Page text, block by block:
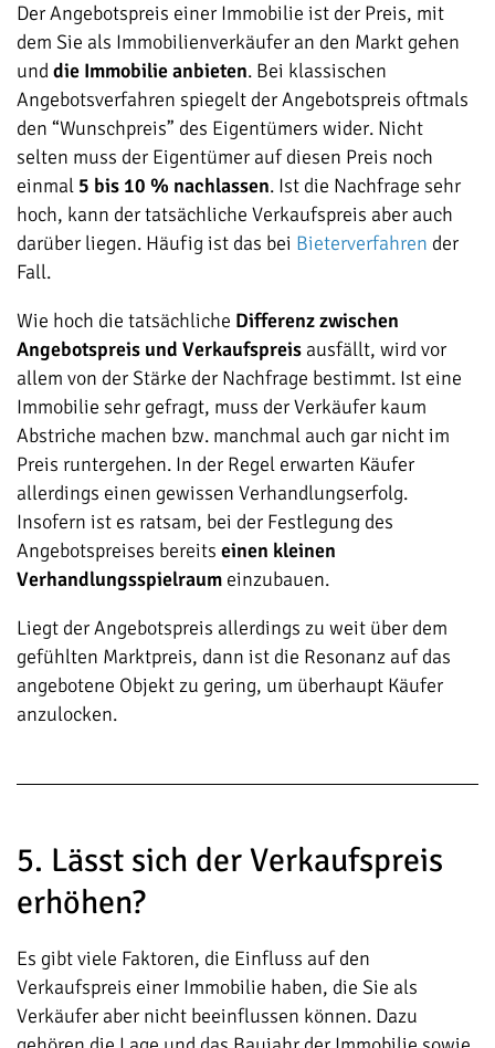
Der Angebotspreis einer Immobilie ist der Preis, mit
dem Sie als Immobilienverkäufer an den Markt gehen
unddie Immobilie anbieten. Bei klassischen
Angebotsverfahren spiegelt der Angebotspreis oftmals
den “Wunschpreis” des Eigentümers wider. Nicht
selten muss der Eigentümer auf diesen Preis noch
einmal 5 bis 10 % nachlassen. Ist die Nachfrage sehr
hoch, kann der tatsächliche Verkaufspreis aber auch
darüber liegen. Häufig ist das bei Bieterverfahren der
Fall.
Wie hoch die tatsächliche Differenz zwischen
Angebotspreis und Verkaufspreis ausfällt, wird vor
allem von der Stärke der Nachfrage bestimmt. Ist eine
Immobilie sehr gefragt, muss der Verkäufer kaum
Abstriche machen bzw. manchmal auch gar nicht im
Preis runtergehen. In der Regel erwarten Käufer
allerdings einen gewissen Verhandlungserfolg.
Insofern ist es ratsam, bei der Festlegung des
Angebotspreises bereits einen kleinen
Verhandlungsspielraum einzubauen.
Liegt der Angebotspreis allerdings zu weit über dem
gefühlten Marktpreis, dann ist die Resonanz auf das
angebotene Objekt zu gering, um überhaupt Käufer
anzulocken.
5. Lässt sich der Verkaufspreis
erhöhen?
Es gibt viele Faktoren, die Einfluss auf den
Verkaufspreis einer Immobilie haben, die Sie als
Verkäufer aber nicht beeinflussen können. Dazu